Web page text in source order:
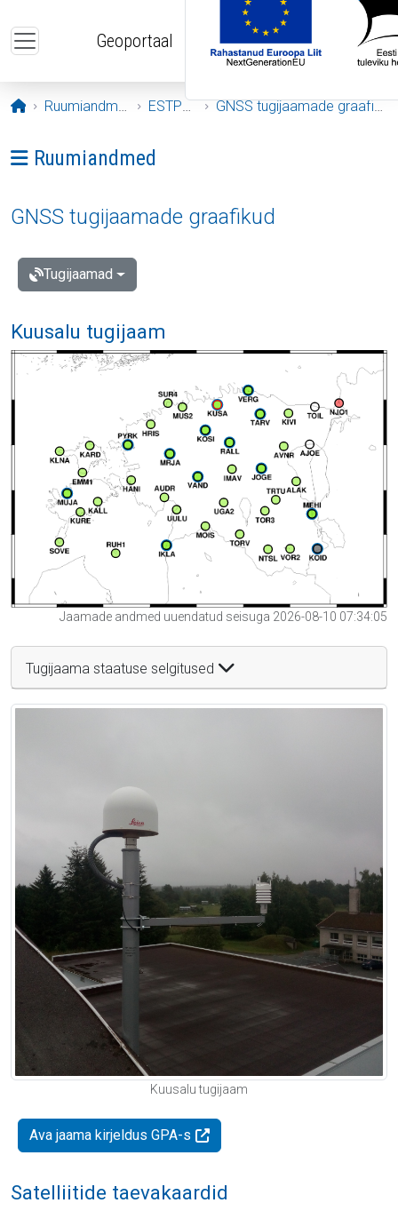
Geoportaal
Avaleht
Ruumiandmed ESTPOS GNSS tugijaamade graafikud
Ava menüü: Ruumiandmed
Ruumiandmed
GNSS tugijaamade graafikud
Tugijaamad
Kuusalu tugijaam
Jaamade andmed uuendatud seisuga 2026-08-10 07:34:05
Tugijaama staatuse selgitused
Kuusalu tugijaam
Ava jaama kirjeldus GPA-s
Satelliitide taevakaardid